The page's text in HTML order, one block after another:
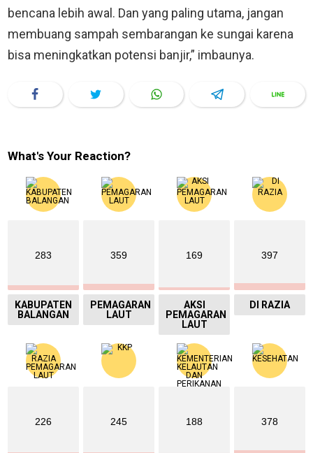
bencana lebih awal. Dan yang paling utama, jangan
membuang sampah sembarangan ke sungai karena
bisa meningkatkan potensi banjir,” imbaunya.
What's Your Reaction?
283
KABUPATEN
BALANGAN
359
PEMAGARAN
LAUT
169
AKSI
PEMAGARAN
LAUT
397
DI RAZIA
226 245 188 378